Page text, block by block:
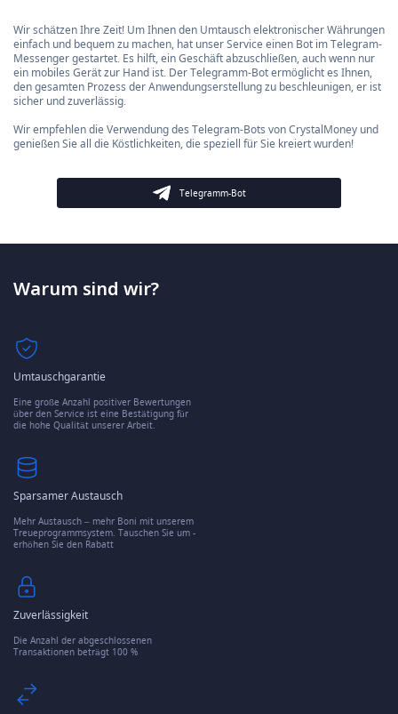
Wir schätzen Ihre Zeit! Um Ihnen den Umtausch elektronischer Währungen
einfach und bequem zu machen, hat unser Service einen Bot im Telegram-
Messenger gestartet. Es hilft, ein Geschäft abzuschließen, auch wenn nur
ein mobiles Gerät zur Hand ist. Der Telegramm-Bot ermöglicht es Ihnen,
den gesamten Prozess der Anwendungserstellung zu beschleunigen, er ist
sicher und zuverlässig.
Wir empfehlen die Verwendung des Telegram-Bots von CrystalMoney und
genießen Sie all die Köstlichkeiten, die speziell für Sie kreiert wurden!
Telegramm-Bot
Warum sind wir?
Umtauschgarantie
Eine große Anzahl positiver Bewertungen
über den Service ist eine Bestätigung für
die hohe Qualität unserer Arbeit.
Sparsamer Austausch
Mehr Austausch – mehr Boni mit unserem
Treueprogrammsystem. Tauschen Sie um -
erhöhen Sie den Rabatt
Zuverlässigkeit
Die Anzahl der abgeschlossenen
Transaktionen beträgt 100 %